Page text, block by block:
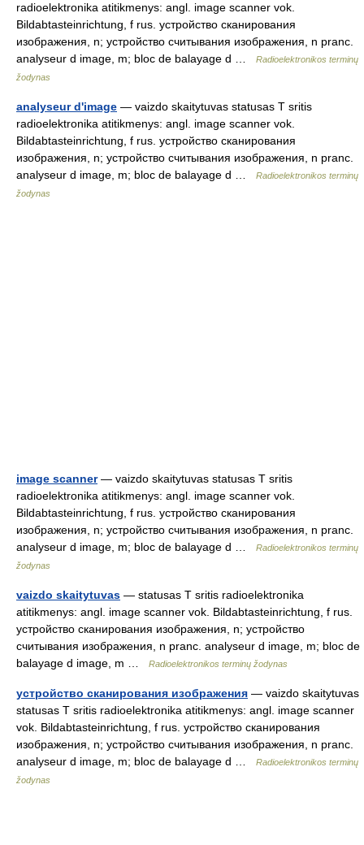
radioelektronika atitikmenys: angl. image scanner vok.
Bildabtasteinrichtung, f rus. устройство сканирования
изображения, n; устройство считывания изображения, n pranc.
analyseur d image, m; bloc de balayage d …
Radioelektronikos terminų
žodynas
analyseur d'image — vaizdo skaitytuvas statusas T sritis
radioelektronika atitikmenys: angl. image scanner vok.
Bildabtasteinrichtung, f rus. устройство сканирования
изображения, n; устройство считывания изображения, n pranc.
analyseur d image, m; bloc de balayage d …
Radioelektronikos terminų
žodynas
image scanner— vaizdo skaitytuvas statusas T sritis
radioelektronika atitikmenys: angl. image scanner vok.
Bildabtasteinrichtung, f rus. устройство сканирования
изображения, n; устройство считывания изображения, n pranc.
analyseur d image, m; bloc de balayage d …
Radioelektronikos terminų
žodynas
vaizdo skaitytuvas — statusas T sritis radioelektronika
atitikmenys: angl. image scanner vok. Bildabtasteinrichtung, f rus.
устройство сканирования изображения, n; устройство
считывания изображения, n pranc. analyseur d image, m; bloc de
balayage d image, m …
Radioelektronikos terminų žodynas
устройство сканирования изображения — vaizdo skaitytuvas
statusas T sritis radioelektronika atitikmenys: angl. image scanner
vok. Bildabtasteinrichtung, f rus. устройство сканирования
изображения, n; устройство считывания изображения, n pranc.
analyseur d image, m; bloc de balayage d …
Radioelektronikos terminų
žodynas